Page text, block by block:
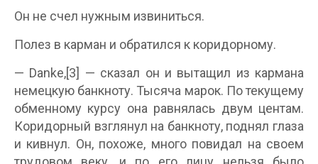
Он не счел нужным извиниться.
Полез в карман и обратился к коридорному.
— Danke,[3] — сказал он и вытащил из кармана
немецкую банкноту. Тысяча марок. По текущему
обменному курсу она равнялась двум центам.
Коридорный взглянул на банкноту, поднял глаза
и кивнул. Он, похоже, много повидал на своем